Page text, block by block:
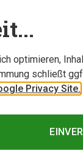
optimieren,
schließt
Privacy Site.